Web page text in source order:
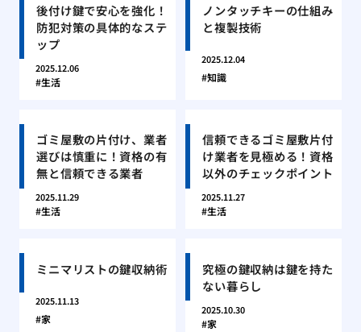
後付け鍵で安心を強化！
防犯対策の具体的なステ
ップ
2025.12.06
生活
ノンタッチキーの仕組み
と複製技術
2025.12.04
知識
ゴミ屋敷の片付け、業者
選びは慎重に！資格の有
無と信頼できる業者
2025.11.29
生活
信頼できるゴミ屋敷片付
け業者を見極める！資格
以外のチェックポイント
2025.11.27
生活
ミニマリストの鍵収納術
2025.11.13
家
究極の鍵収納は鍵を持た
ない暮らし
2025.10.30
家